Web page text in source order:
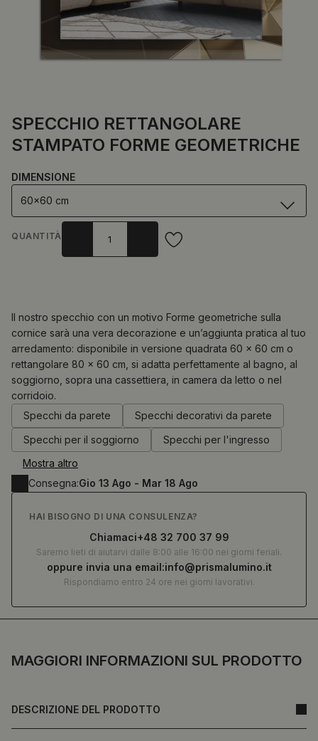
MAGGIORI INFORMAZIONI SUL PRODOTTO
DESCRIZIONE DEL PRODOTTO
SPECCHIO RETTANGOLARE
STAMPATO FORME GEOMETRICHE
DIMENSIONE
60x60 cm
QUANTITÀ
0.00€
Il nostro specchio con un motivo Forme geometriche sulla
cornice sarà una vera decorazione e un’aggiunta pratica al tuo
arredamento: disponibile in versione quadrata 60 × 60 cm o
rettangolare 80 × 60 cm, si adatta perfettamente al bagno, al
soggiorno, sopra una cassettiera, in camera da letto o nel
corridoio.
Specchi da parete
Specchi decorativi da parete
Specchi per il soggiorno
Specchi per l'ingresso
Mostra altro
Consegna:Gio 13 Ago - Mar 18 Ago
HAI BISOGNO DI UNA CONSULENZA?
Chiamaci+48 32 700 37 99
Saremo lieti di aiutarvi dalle 8:00 alle 16:00 nei giorni feriali.
oppure invia una email:info@prismalumino.it
Rispondiamo entro 24 ore nei giorni lavorativi.